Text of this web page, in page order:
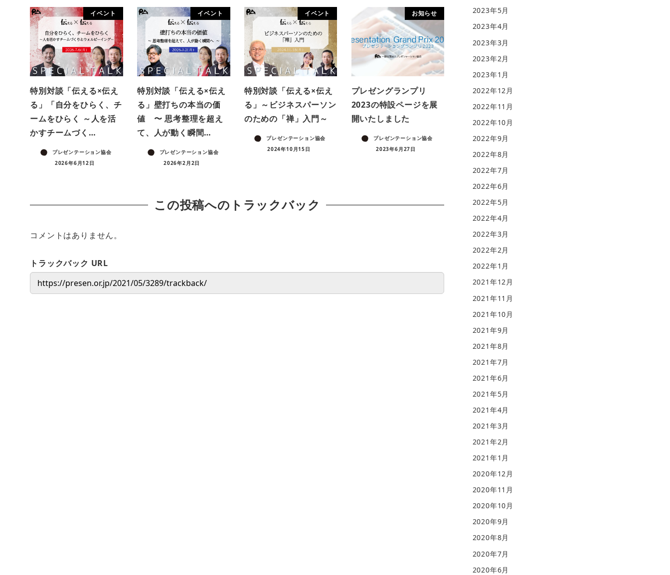
イベント
特別対談「伝える×伝え
る」「自分をひらく、チ
ームをひらく ～人を活
かすチームづく…
プレゼンテーション協会
2026年6月12日
イベント
特別対談「伝える×伝え
る」壁打ちの本当の価
値 〜 思考整理を超え
て、人が動く瞬間…
プレゼンテーション協会
2026年2月2日
イベント
特別対談「伝える×伝え
る」～ビジネスパーソン
のための「禅」入門～
プレゼンテーション協会
2024年10月15日
お知らせ
プレゼングランプリ
2023の特設ページを展
開いたしました
プレゼンテーション協会
2023年6月27日
この投稿へのトラックバック
コメントはありません。
トラックバック URL
2023年5月
2023年4月
2023年3月
2023年2月
2023年1月
2022年12月
2022年11月
2022年10月
2022年9月
2022年8月
2022年7月
2022年6月
2022年5月
2022年4月
2022年3月
2022年2月
2022年1月
2021年12月
2021年11月
2021年10月
2021年9月
2021年8月
2021年7月
2021年6月
2021年5月
2021年4月
2021年3月
2021年2月
2021年1月
2020年12月
2020年11月
2020年10月
2020年9月
2020年8月
2020年7月
2020年6月